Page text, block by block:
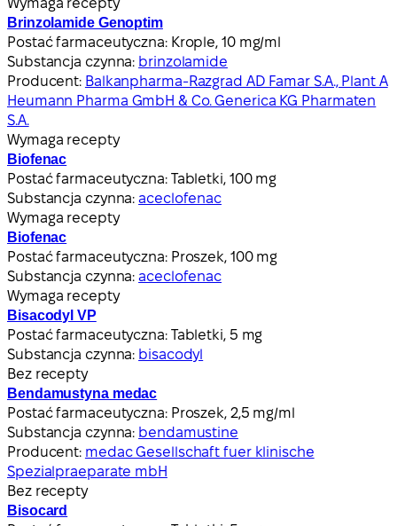
Brinzolamide Genoptim
Postać farmaceutyczna: Krople, 10 mg/ml
Substancja czynna: brinzolamide
Producent: Balkanpharma-Razgrad AD Famar S.A., Plant A
Heumann Pharma GmbH & Co. Generica KG Pharmaten
S.A.
Wymaga recepty
Biofenac
Postać farmaceutyczna: Tabletki, 100 mg
Substancja czynna:aceclofenac
Wymaga recepty
Biofenac
Postać farmaceutyczna: Proszek, 100 mg
Substancja czynna:aceclofenac
Wymaga recepty
Bisacodyl VP
Postać farmaceutyczna: Tabletki, 5 mg
Substancja czynna: bisacodyl
Bez recepty
Bendamustyna medac
Postać farmaceutyczna: Proszek, 2,5 mg/ml
Substancja czynna: bendamustine
Producent: medac Gesellschaft fuer klinische
Spezialpraeparate mbH
Bez recepty
Bisocard